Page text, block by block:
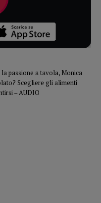
la passione a tavola, Monica
Scegliere gli alimenti
– AUDIO